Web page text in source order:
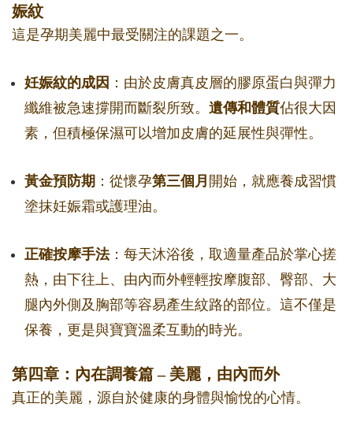
娠紋
這是孕期美麗中最受關注的課題之一。
妊娠紋的成因 ：由於皮膚真皮層的膠原蛋白與彈力
纖維被急速撐開而斷裂所致。 遺傳和體質佔很大因
素，但積極保濕可以增加皮膚的延展性與彈性。
黃金預防期 ：從懷孕第三個月 開始，就應養成習慣
塗抹妊娠霜或護理油。
正確按摩手法：每天沐浴後，取適量產品於掌心搓
熱，由下往上、由內而外輕輕按摩腹部、臀部、大
腿內外側及胸部等容易產生紋路的部位。這不僅是
保養，更是與寶寶溫柔互動的時光。
第四章：內在調養篇 – 美麗，由內而外
真正的美麗，源自於健康的身體與愉悅的心情。